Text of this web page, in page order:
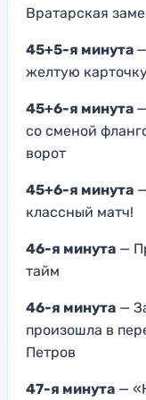
Вратарская
45+5-я минута
желтую
45+6-я минута
со сменой
ворот
45+6-я минута
классный матч!
46-я минута —
тайм
46-я минута —
произошла в
Петров
47-я минута —